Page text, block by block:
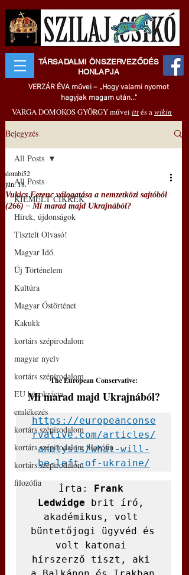
TÁRSADALMI ÖNSZERVEZŐDÉS
HONLAPJA
VERZÁR ÉVA művei – „Hogy valami nyomot
hagyjak magam után..."
VARGA DOMOKOS GYÖRGY művei ittés awikin
Bejegyzés
All Posts
KIEMELT CIKKEK
Hírek, újdonságok
Tisztelt Olvasó!
Magyar Idő
Új Történelem
Kultúra
Magyar Őstörténet
Kakukk
kortárs szépirodalom
magyar nyelv
kortárs szépirodalom
EU bürokrácia
emlékezés
kortárs szépirodalom
kortárs szépirodalom filozófia
kortárs szépirodalom
filozófia
All Posts
Vukics Ferenc válogatása a nemzetközi sajtóból
(266) ‒ Mi marad majd Ukrajnából?
dombi52
jún. 18.
The European Conservative:
Mi marad majd Ukrajnából?
https://europeanconse
rvative.com/articles/
analysis/what-will-
be-left-of-ukraine/
Írta: Frank
Ledwidge brit író,
akadémikus, volt
büntetőjogi ügyvéd és
volt katonai
hírszerző tiszt, aki